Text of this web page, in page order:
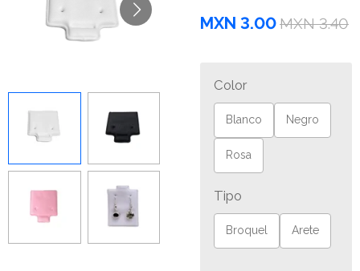
MXN 3.00MXN 3.40
Color
Blanco Negro
Rosa
Tipo
Broquel Arete